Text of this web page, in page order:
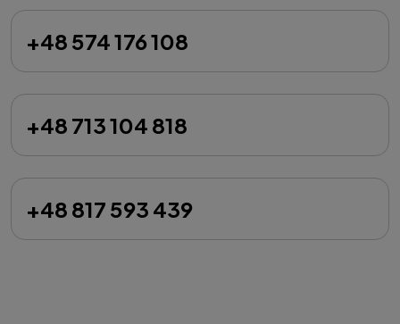
+48 574 176 108
+48 713 104 818
+48 817 593 439